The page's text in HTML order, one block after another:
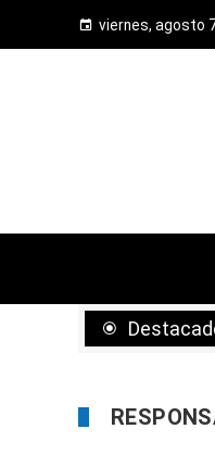
viernes, agosto